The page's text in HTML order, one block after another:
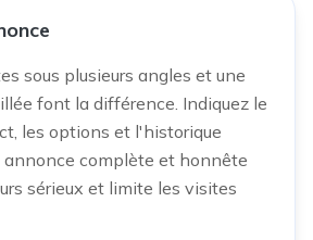
sous plusieurs angles et une
font la différence. Indiquez le
les options et l'historique
complète et honnête
sérieux et limite les visites